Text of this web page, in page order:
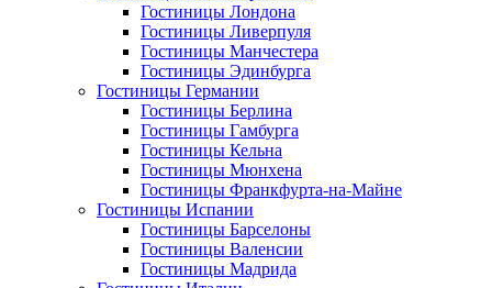
Гостиницы Лондона
Гостиницы Ливерпуля
Гостиницы Манчестера
Гостиницы Эдинбурга
Гостиницы Германии
Гостиницы Берлина
Гостиницы Гамбурга
Гостиницы Кельна
Гостиницы Мюнхена
Гостиницы Франкфурта-на-Майне
Гостиницы Испании
Гостиницы Барселоны
Гостиницы Валенсии
Гостиницы Мадрида